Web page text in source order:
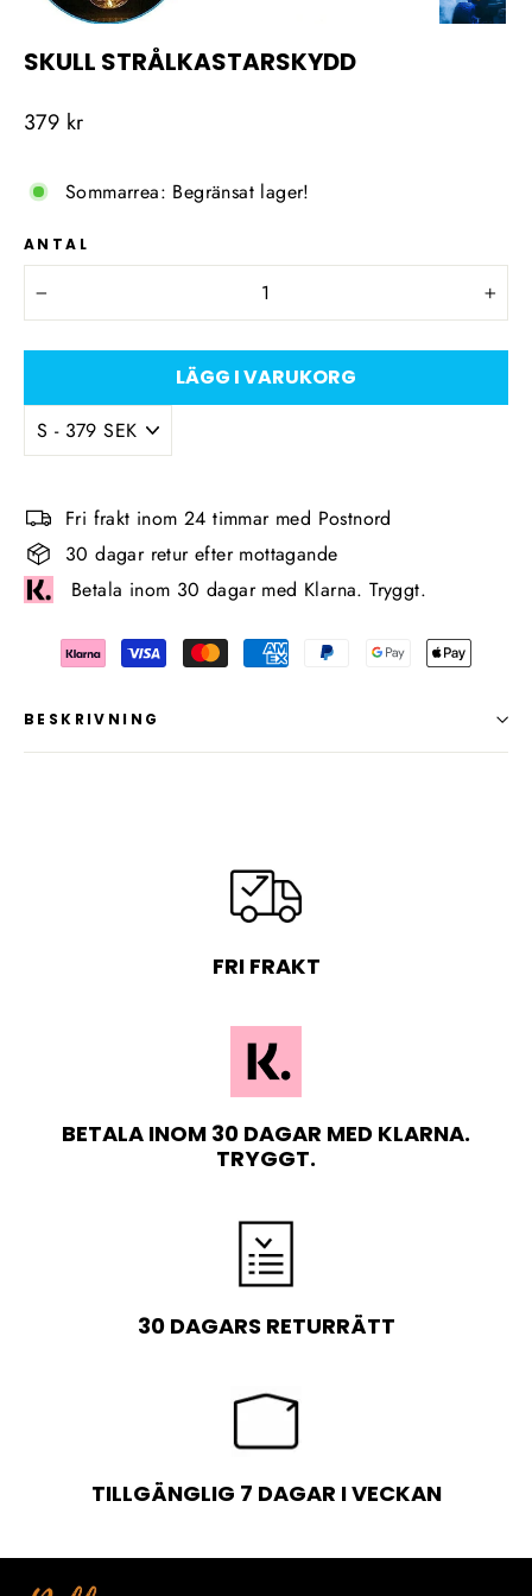
SKULL STRÅLKASTARSKYDD
Ordinarie
379 kr
Sommarrea: Begränsat lager!
ANTAL
+
LÄGG I VARUKORG
Fri frakt inom 24 timmar med Postnord
30 dagar retur efter mottagande
Betala inom 30 dagar med Klarna. Tryggt.
BESKRIVNING
FRI FRAKT
BETALA INOM 30 DAGAR MED KLARNA.
TRYGGT.
30 DAGARS RETURRÄTT
TILLGÄNGLIG 7 DAGAR I VECKAN